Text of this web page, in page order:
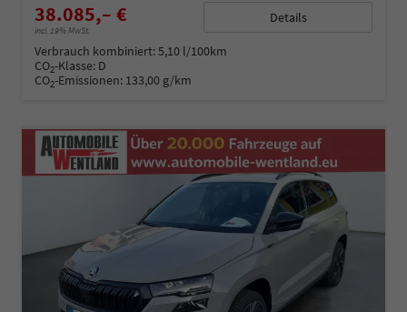
38.085,– €
incl. 19% MwSt.
Details
Verbrauch kombiniert:5,10 l/100km
CO2-Klasse: D
CO2-Emissionen: 133,00 g/km